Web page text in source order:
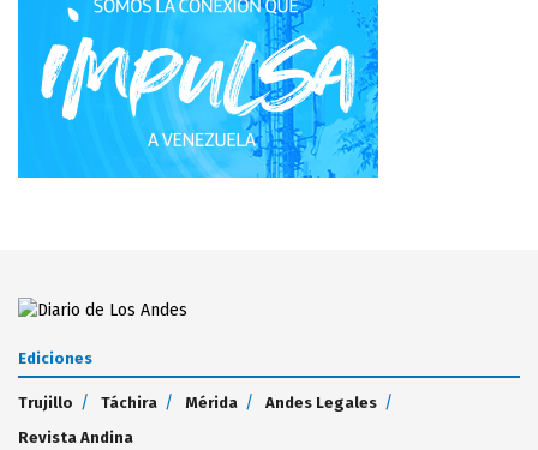
Ediciones
Trujillo Táchira Mérida
Andes Legales
Revista Andina